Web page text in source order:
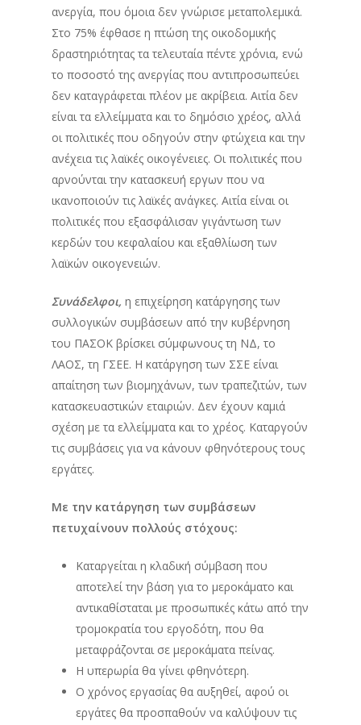
ανεργία, που όμοια δεν γνώρισε μεταπολεμικά.
Στο 75% έφθασε η πτώση της οικοδομικής
δραστηριότητας τα τελευταία πέντε χρόνια, ενώ
το ποσοστό της ανεργίας που αντιπροσωπεύει
δεν καταγράφεται πλέον με ακρίβεια. Αιτία δεν
είναι τα ελλείμματα και το δημόσιο χρέος, αλλά
οι πολιτικές που οδηγούν στην φτώχεια και την
ανέχεια τις λαϊκές οικογένειες. Οι πολιτικές που
αρνούνται την κατασκευή εργων που να
ικανοποιούν τις λαϊκές ανάγκες. Αιτία είναι οι
πολιτικές που εξασφάλισαν γιγάντωση των
κερδών του κεφαλαίου και εξαθλίωση των
λαϊκών οικογενειών.
Συνάδελφοι, η επιχείρηση κατάργησης των
συλλογικών συμβάσεων από την κυβέρνηση
του ΠΑΣΟΚ βρίσκει σύμφωνους τη ΝΔ, το
ΛΑΟΣ, τη ΓΣΕΕ. Η κατάργηση των ΣΣΕ είναι
απαίτηση των βιομηχάνων, των τραπεζιτών, των
κατασκευαστικών εταιριών. Δεν έχουν καμιά
σχέση με τα ελλείμματα και το χρέος. Καταργούν
τις συμβάσεις για να κάνουν φθηνότερους τους
εργάτες.
Με την κατάργηση των συμβάσεων
πετυχαίνουν πολλούς στόχους:
Καταργείται η κλαδική σύμβαση που
αποτελεί την βάση για το μεροκάματο και
αντικαθίσταται με προσωπικές κάτω από την
τρομοκρατία του εργοδότη, που θα
μεταφράζονται σε μεροκάματα πείνας.
Η υπερωρία θα γίνει φθηνότερη.
Ο χρόνος εργασίας θα αυξηθεί, αφού οι
εργάτες θα προσπαθούν να καλύψουν τις